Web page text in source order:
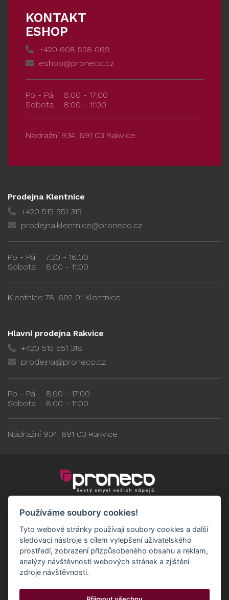
KONTAKT
ESHOP
+420 608 558 069
eshop@proneco.cz
Po - Pá
8:00 - 17:00
Sobota
8:00 - 11:00
Nádražní 934, 691 03 Rakvice
Prodejna Klentnice
+420 515 551 315
prodejna.klentnice@proneco.cz
Po - Pá
7:30 - 16:00
Sobota
8:00 - 11:00
Klentnice 78, 692 01 Klentnice
Hlavní prodejna Rakvice
+420 515 551 318
prodejna@proneco.cz
Po - Pá
8:00 - 17:00
Sobota
8:00 - 11:00
Nádražní 934, 691 03 Rakvice
GDPR - Odběratelé
Používáme soubory cookies!
Tyto webové stránky používají soubory cookies a další
sledovací nástroje s cílem vylepšení uživatelského
prostředí, zobrazení přizpůsobeného obsahu a reklam,
analýzy návštěvnosti webových stránek a zjištění
zdroje návštěvnosti.